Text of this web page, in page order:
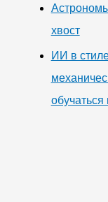
хвост
ИИ в